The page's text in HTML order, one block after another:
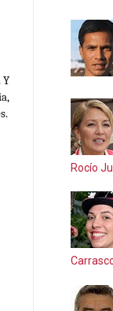
Y
Rocío